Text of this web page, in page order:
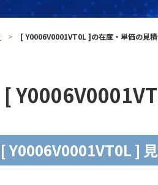
[ Y0006V0001VT0L ]の在庫・単価の見
[
[ Y0006V0001VT0L ]